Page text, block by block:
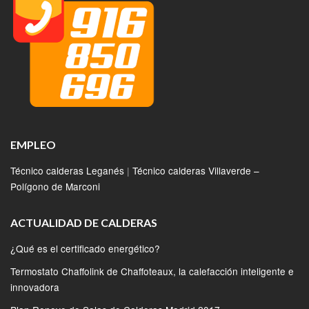
EMPLEO
Técnico calderas Leganés | Técnico calderas Villaverde –
Polígono de Marconi
ACTUALIDAD DE CALDERAS
¿Qué es el certificado energético?
Termostato Chaffolink de Chaffoteaux, la calefacción inteligente e
innovadora